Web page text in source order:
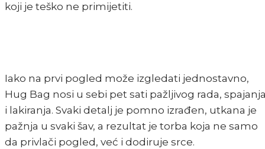
koji je teško ne primijetiti.
Iako na prvi pogled može izgledati jednostavno,
Hug Bag nosi u sebi pet sati pažljivog rada,
i lakiranja. Svaki detalj je pomno izrađen, utkana je
pažnja u svaki šav, a rezultat je torba koja ne samo
da privlači pogled, već i dodiruje srce.